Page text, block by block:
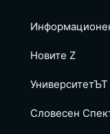
Новите Z
УниверситетЪТ
Словесен